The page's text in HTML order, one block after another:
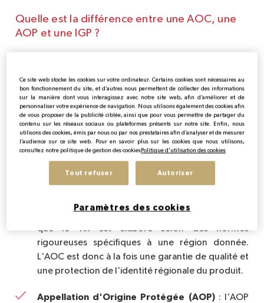
Quelle est la différence entre une AOC, une
AOP et une IGP ?
l'origine d'un produit viticole.
Appellation d'Origine Contrôlée (AOC): l'AOC
est un label français qui garantit l'authenticité et
l'origine géographique d'un produit ; en
officielle attribuée à certains produits agricoles
français, avec des critères stricts liés au terroir, aux
vinification. Cette dénomination protégée assure
que le vin est élaboré selon des normes
rigoureuses spécifiques à une région donnée.
L'AOC est donc à la fois une garantie de qualité et
une protection de l'identité régionale du produit.
Appellation d'Origine Protégée (AOP): l'AOP
Ce site web stocke les cookies sur votre ordinateur. Certains cookies sont nécessaires au
bon fonctionnement du site, et d’autres nous permettent de collecter des informations
sur la manière dont vous interagissez avec notre site web, afin d’améliorer et de
personnaliser votre expérience de navigation. Nous utilisons également des cookies afin
de vous proposer de la publicité ciblée, ainsi que pour vous permettre de partager du
contenu sur les réseaux sociaux ou plateformes présents sur notre site. Enfin, nous
utilisons des cookies, émis par nous ou par nos prestataires afin d’analyser et de mesurer
l’audience sur ce site web. Pour en savoir plus sur les cookies que nous utilisons,
consultez notre politique de gestion des cookies Politique d'utilisation des cookies
Tout refuser Autoriser
Paramètres des cookies